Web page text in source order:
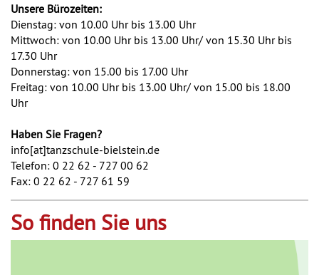
Unsere Bürozeiten:
Dienstag: von 10.00 Uhr bis 13.00 Uhr
Mittwoch: von 10.00 Uhr bis 13.00 Uhr/ von 15.30 Uhr bis
17.30 Uhr
Donnerstag: von 15.00 bis 17.00 Uhr
Freitag: von 10.00 Uhr bis 13.00 Uhr/ von 15.00 bis 18.00
Uhr
Haben Sie Fragen?
info[at]tanzschule-bielstein.de
Telefon: 0 22 62 - 727 00 62
Fax: 0 22 62 - 727 61 59
So finden Sie uns